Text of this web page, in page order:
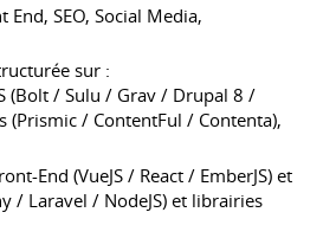
End, SEO, Social Media,
sur :
(Bolt / Sulu / Grav / Drupal 8 /
(Prismic / ContentFul / Contenta),
End (VueJS / React / EmberJS) et
/ Laravel / NodeJS) et librairies